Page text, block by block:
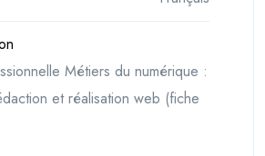
Métiers du numérique :
et réalisation web (fiche